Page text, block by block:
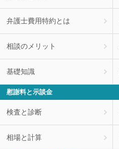
弁護士費用特約とは
相談のメリット
基礎知識
慰謝料と示談金
検査と診断
相場と計算